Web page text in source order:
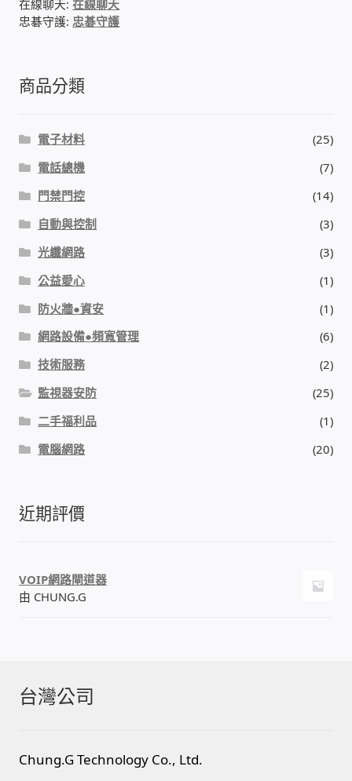
在線聊天:在線聊天
忠碁守護:忠碁守護
商品分類
電子材料
(25)
電話總機
(7)
門禁門控
(14)
自動與控制
(3)
光纖網路
(3)
公益愛心
(1)
防火牆●資安
(1)
網路設備●頻寬管理
(6)
技術服務
(2)
監視器安防
(25)
二手福利品
(1)
電腦網路
(20)
近期評價
VOIP網路閘道器
由 CHUNG.G
台灣公司
Chung.G Technology Co., Ltd.